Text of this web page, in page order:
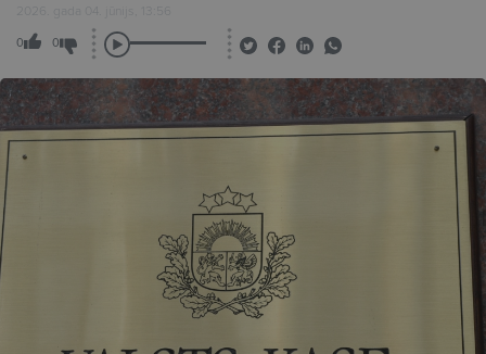
2026. gada 04. jūnijs, 13:56
0 0